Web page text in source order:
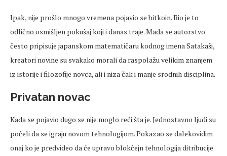
Ipak, nije prošlo mnogo vremena pojavio se bitkoin. Bio je to
odlično osmišljen pokušaj koji i danas traje. Mada se autorstvo
često pripisuje japanskom matematičaru kodnog imena Satakaši,
kreatori novine su svakako morali da raspolažu velikim znanjem
iz istorije i filozofije novca, ali i niza čak i manje srodnih disciplina.
Privatan novac
Kada se pojavio dugo se nije moglo reći šta je. Jednostavno ljudi su
počeli da se igraju novom tehnologijom. Pokazao se dalekovidim
onaj ko je predvideo da će upravo blokčejn tehnologija ditribucije